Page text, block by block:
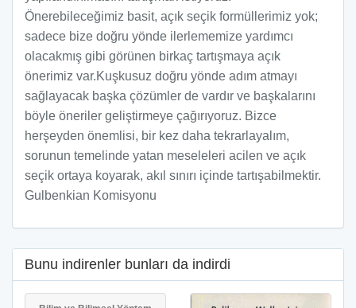
Önerebileceğimiz basit, açık seçik formüllerimiz yok;
sadece bize doğru yönde ilerlememize yardımcı
olacakmış gibi görünen birkaç tartışmaya açık
önerimiz var.Kuşkusuz doğru yönde adım atmayı
sağlayacak başka çözümler de vardır ve başkalarını
böyle öneriler geliştirmeye çağırıyoruz. Bizce
herşeyden önemlisi, bir kez daha tekrarlayalım,
sorunun temelinde yatan meseleleri acilen ve açık
seçik ortaya koyarak, akıl sınırı içinde tartışabilmektir.
Gulbenkian Komisyonu
Bunu indirenler bunları da indirdi